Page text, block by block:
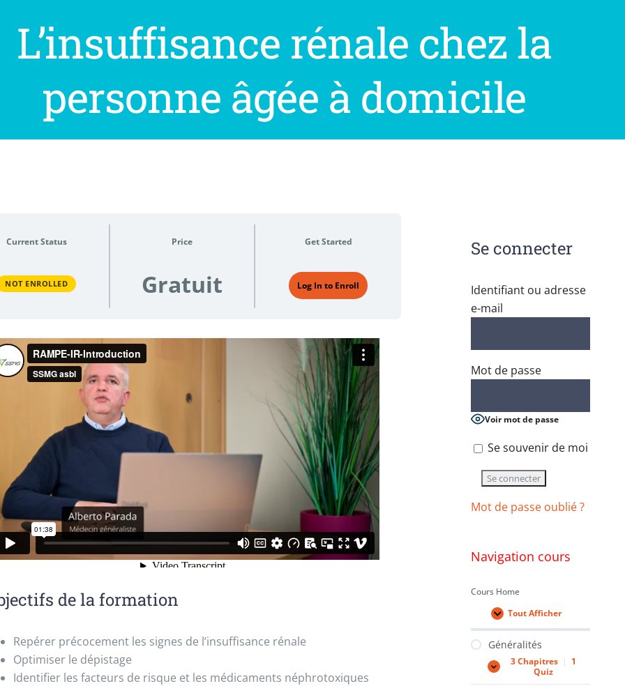
L’insuffisance rénale chez la
personne âgée à domicile
Current Status
NOT ENROLLED
Price
Gratuit
Get Started
Log In to Enroll
de la formation
Repérer précocement les signes de l’insuffisance rénale
Optimiser le dépistage
Identifier les facteurs de risque et les médicaments néphrotoxiques
Se connecter
Identifiant ou adresse
e-mail
Mot de passe
Voir mot de passe
Se souvenir de moi
Mot de passe oublié ?
Navigation cours
Cours Home
Tout Afficher
Leçons
Généralités
Expand
Généralités
3 Chapitres | 1
Quiz